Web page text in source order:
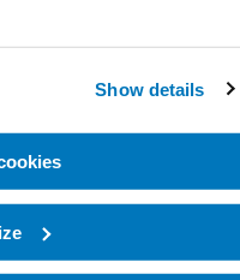
Show details
l'emboîture. Si celle-
de pression, votre
et votre démarche
la façon dont